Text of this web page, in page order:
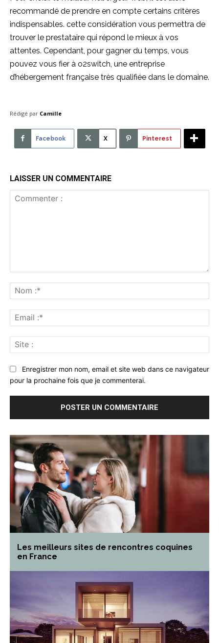
recommandé de prendre en compte certains critères
indispensables. cette considération vous permettra de
trouver le prestataire qui répond le mieux à vos
attentes. Cependant, pour gagner du temps, vous
pouvez vous fier à o2switch, une entreprise
d’hébergement française très qualifiée dans le domaine.
Rédigé par Camille
Facebook X Pinterest
LAISSER UN COMMENTAIRE
:*
:*
:
Enregistrer mon nom, email et site web dans ce navigateur
pour la prochaine fois que je commenterai.
Les meilleurs sites de rencontres coquines
en France